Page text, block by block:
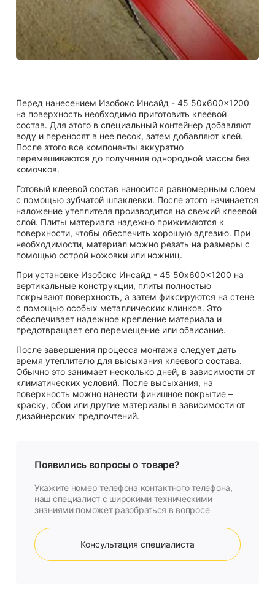
Перед нанесением Изобокс Инсайд - 45 50x600x1200
на поверхность необходимо приготовить клеевой
состав. Для этого в специальный контейнер добавляют
воду и переносят в нее песок, затем добавляют клей.
После этого все компоненты аккуратно
перемешиваются до получения однородной массы без
комочков.
Готовый клеевой состав наносится равномерным слоем
с помощью зубчатой шпаклевки. После этого начинается
наложение утеплителя производится на свежий клеевой
слой. Плиты материала надежно прижимаются к
поверхности, чтобы обеспечить хорошую адгезию. При
необходимости, материал можно резать на размеры с
помощью острой ножовки или ножниц.
При установке Изобокс Инсайд - 45 50x600x1200 на
вертикальные конструкции, плиты полностью
покрывают поверхность, а затем фиксируются на стене
с помощью особых металлических клинков. Это
обеспечивает надежное крепление материала и
предотвращает его перемещение или обвисание.
После завершения процесса монтажа следует дать
время утеплителю для высыхания клеевого состава.
Обычно это занимает несколько дней, в зависимости от
климатических условий. После высыхания, на
поверхность можно нанести финишное покрытие –
краску, обои или другие материалы в зависимости от
дизайнерских предпочтений.
Появились вопросы о товаре?
Укажите номер телефона контактного телефона,
наш специалист с широкими техническими
знаниями поможет разобраться в вопросе
Консультация специалиста